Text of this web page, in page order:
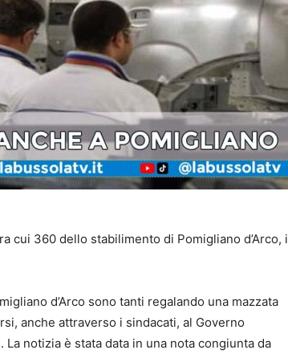
cui 360 dello stabilimento di Pomigliano d’Arco, i
d’Arco sono tanti regalando una mazzata
anche attraverso i sindacati, al Governo
notizia è stata data in una nota congiunta da